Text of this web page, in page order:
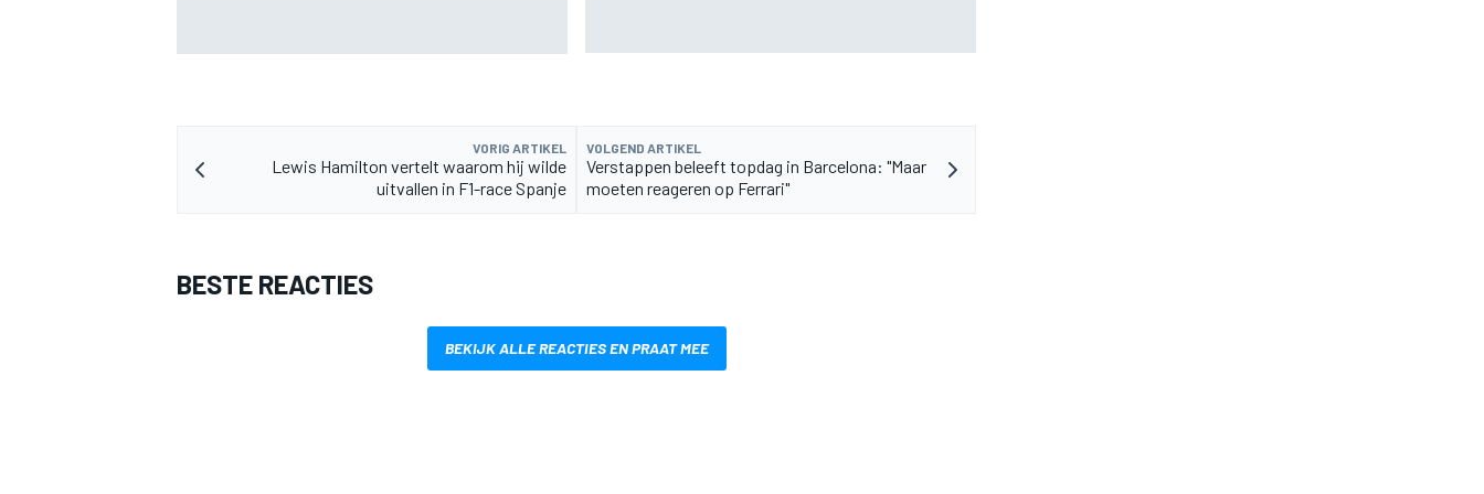
VORIG ARTIKEL
Lewis Hamilton vertelt waarom hij wilde
uitvallen in F1-race Spanje
VOLGEND ARTIKEL
Verstappen beleeft topdag in Barcelona: "Maar
moeten reageren op Ferrari"
BESTE REACTIES
BEKIJK ALLE REACTIES EN PRAAT MEE